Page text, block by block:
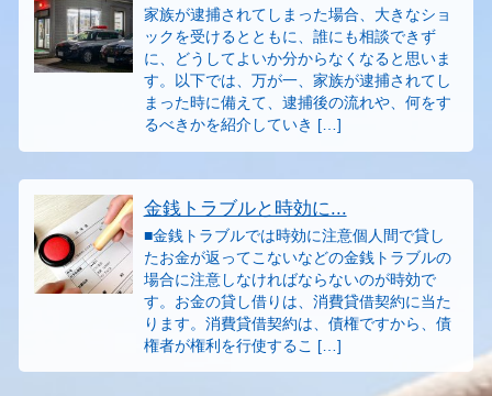
家族が逮捕されてしまった場合、大きなショ
ックを受けるとともに、誰にも相談できず
に、どうしてよいか分からなくなると思いま
す。以下では、万が一、家族が逮捕されてし
まった時に備えて、逮捕後の流れや、何をす
るべきかを紹介していき […]
金銭トラブルと時効に...
■金銭トラブルでは時効に注意個人間で貸し
たお金が返ってこないなどの金銭トラブルの
場合に注意しなければならないのが時効で
す。お金の貸し借りは、消費貸借契約に当た
ります。消費貸借契約は、債権ですから、債
権者が権利を行使するこ […]